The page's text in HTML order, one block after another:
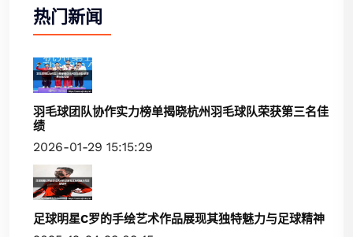
热门新闻
羽毛球团队协作实力榜单揭晓杭州羽毛球队荣获第三名佳
绩
2026-01-29 15:15:29
足球明星C罗的手绘艺术作品展现其独特魅力与足球精神